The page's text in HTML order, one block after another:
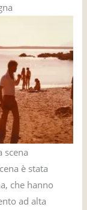
scena
è stata
che hanno
ad alta